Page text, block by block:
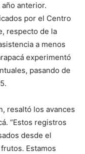
anterior.
por el Centro
respecto de la
a menos
experimentó
pasando de
resaltó los avances
“Estos registros
desde el
Estamos